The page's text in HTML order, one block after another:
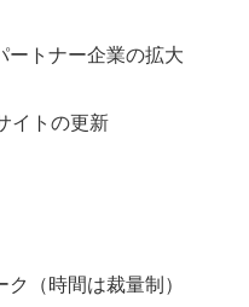
ートナー企業の拡大
イトの更新
（時間は裁量制）